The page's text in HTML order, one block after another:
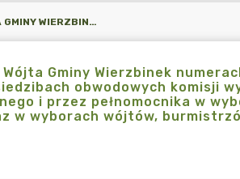
OBWIESZCZENIE WÓJTA GMINY WIERZBINEK NUMERACH ORAZ GRANICACH OBWODÓW GŁOSOWANIA, WYZNACZONYCH SIEDZIBACH OBWODOWYCH KOMISJI WYBORCZYCH ORAZ MOŻLIWOŚCI GŁOSOWANIA KORESPONDENCYJNEGO I PRZEZ PEŁNOMOCNIKA W WYBORACH DO RAD GMIN, RAD POWIATÓW I SEJMIKÓW WOJEWÓDZTW ORAZ W WYBORACH WÓJTÓW, BURMISTRZÓW I PREZYDENTÓW MIAST ZARZĄDZONYCH NA DZIEŃ 7 KWIETNIA 2024 R.
Wójta Gminy Wierzbinek
obwodowych komisji
i przez pełnomocnika w
w wyborach wójtów,